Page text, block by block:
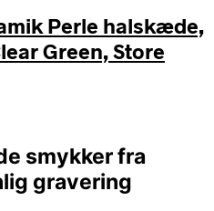
Perle halskæde,
Green, Store
smykker fra
gravering